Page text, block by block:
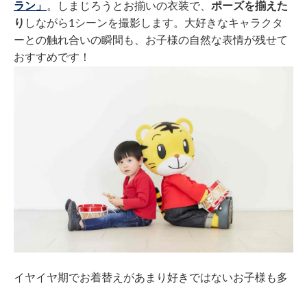
ラン」
。しまじろうとお揃いの衣装で、 ポーズを揃えた
り しながら1シーンを撮影します。大好きなキャラクタ
ーとの触れ合いの瞬間も、お子様の自然な表情が残せて
おすすめです！
イヤイヤ期でお着替えがあまり好きではないお子様も多